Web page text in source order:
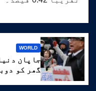
WORLD
جاپان
گھر کو